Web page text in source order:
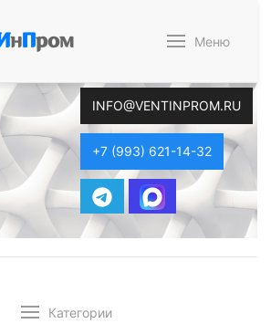
нПром Меню
INFO@VENTINPROM.RU
+7 (993) 621-14-32
Категории